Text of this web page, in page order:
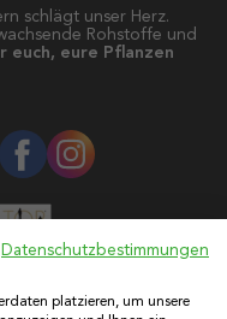
schlägt unser Herz.
Rohstoffe und
euch, eure Pflanzen
Datenschutzbestimmungen
platzieren, um unsere